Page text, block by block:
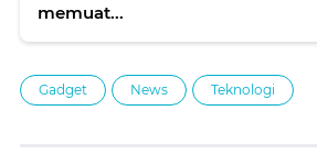
memuat...
Gadget News Teknologi